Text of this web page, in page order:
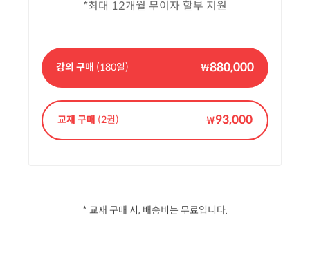
*최대 12개월 무이자 할부 지원
강의 구매 (180일) ₩880,000
교재 구매 (2권) ₩93,000
* 교재 구매 시, 배송비는 무료입니다.